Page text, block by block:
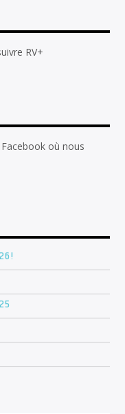
RV+
où nous